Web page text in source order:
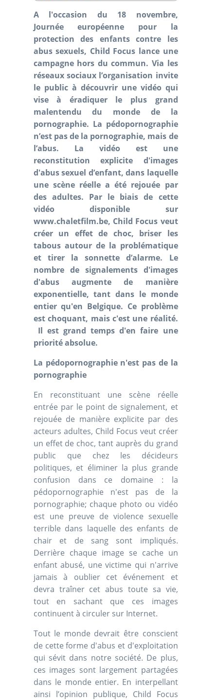
A l'occasion du 18 novembre,
Journée européenne pour la
protection des enfants contre les
abus sexuels, Child Focus lance une
campagne hors du commun. Via les
réseaux sociaux l’organisation invite
le public à découvrir une vidéo qui
vise à éradiquer le plus grand
malentendu du monde de la
pornographie. La pédopornographie
n’est pas de la pornographie, mais de
l’abus. La vidéo est une
reconstitution explicite d'images
d'abus sexuel d’enfant, dans laquelle
une scène réelle a été rejouée par
des adultes. Par le biais de cette
vidéo disponible sur
www.chaletfilm.be, Child Focus veut
créer un effet de choc, briser les
tabous autour de la problématique
et tirer la sonnette d’alarme. Le
nombre de signalements d'images
d'abus augmente de manière
exponentielle, tant dans le monde
entier qu'en Belgique. Ce problème
est choquant, mais c'est une réalité.
Il est grand temps d'en faire une
priorité absolue.
La pédopornographie n'est pas de la
pornographie
En reconstituant une scène réelle
entrée par le point de signalement, et
rejouée de manière explicite par des
acteurs adultes, Child Focus veut créer
un effet de choc, tant auprès du grand
public que chez les décideurs
politiques, et éliminer la plus grande
confusion dans ce domaine : la
pédopornographie n'est pas de la
pornographie; chaque photo ou vidéo
est une preuve de violence sexuelle
terrible dans laquelle des enfants de
chair et de sang sont impliqués.
Derrière chaque image se cache un
enfant abusé, une victime qui n'arrive
jamais à oublier cet événement et
devra traîner cet abus toute sa vie,
tout en sachant que ces images
continuent à circuler sur Internet.
Tout le monde devrait être conscient
de cette forme d'abus et d'exploitation
qui sévit dans notre société. De plus,
ces images sont largement partagées
dans le monde entier. En interpellant
ainsi l’opinion publique, Child Focus